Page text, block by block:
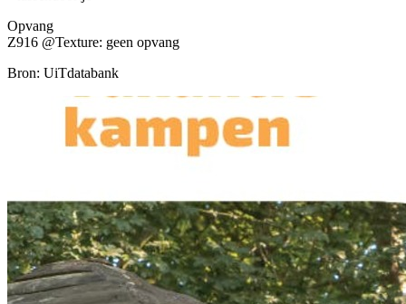
Opvang
Z916 @Texture: geen opvang
Bron: UiTdatabank